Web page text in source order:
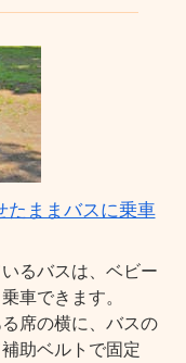
たままバスに乗車
るバスは、ベビー
車できます。
席の横に、バスの
助ベルトで固定